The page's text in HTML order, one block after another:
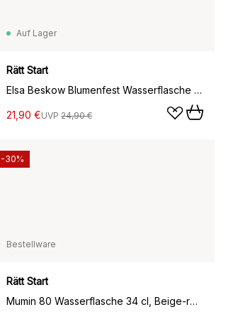
Auf Lager
Rätt Start
Elsa Beskow Blumenfest Wasserflasche 34 cl, Weiß
21,90 €UVP 24,90 €
Bestellware
Rätt Start
Mumin 80 Wasserflasche 34 cl, Beige-rosa
-30%